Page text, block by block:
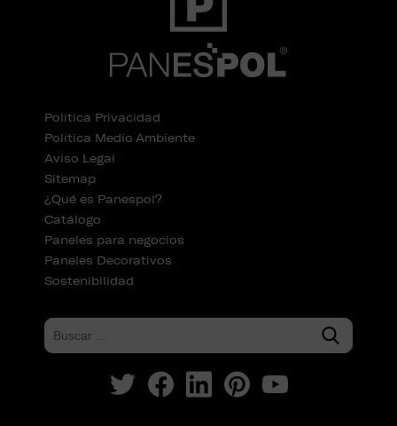
Política Privacidad
Política Medio Ambiente
Aviso Legal
Sitemap
¿Qué es Panespol?
Catálogo
Paneles para negocios
Paneles Decorativos
Sostenibilidad